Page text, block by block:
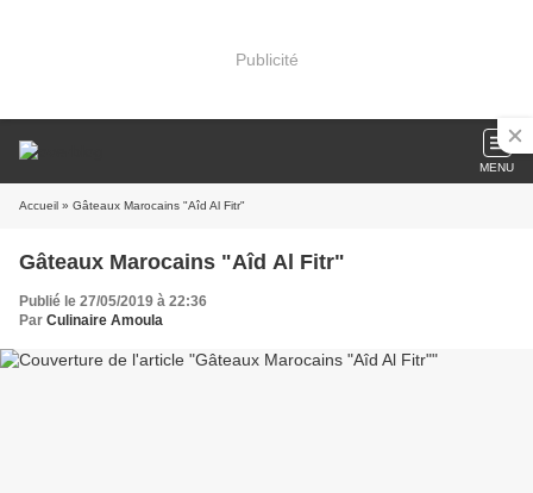
Publicité
MENU
Accueil » Gâteaux Marocains "Aîd Al Fitr"
Gâteaux Marocains "Aîd Al Fitr"
Publié le 27/05/2019 à 22:36
Par Culinaire Amoula